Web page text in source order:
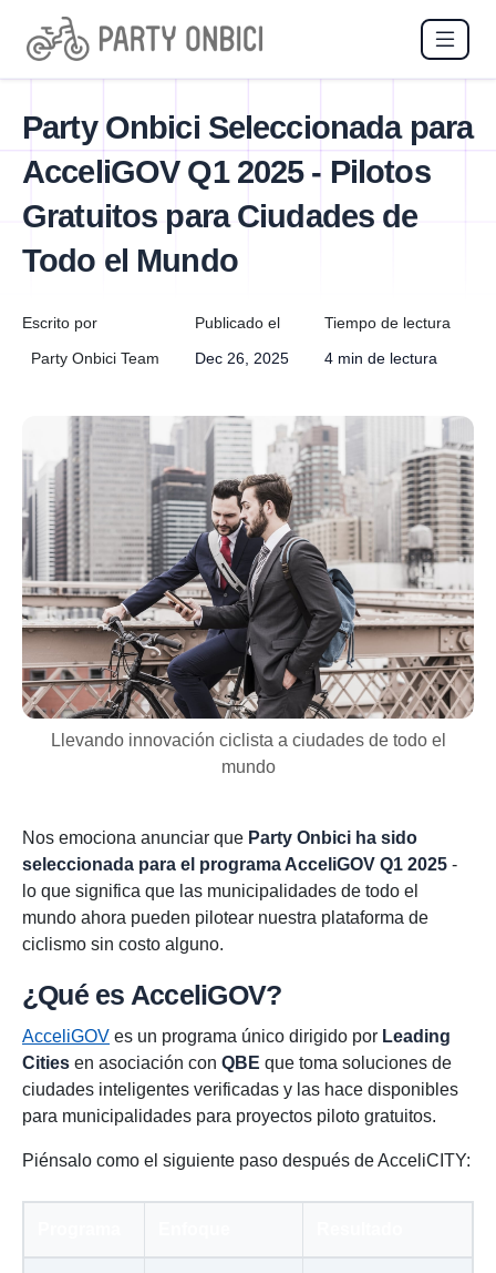
Party Onbici Seleccionada para
AcceliGOV Q1 2025 - Pilotos
Gratuitos para Ciudades de
Todo el Mundo
Escrito por
Party Onbici Team
Publicado el
Dec 26, 2025
Tiempo de lectura
4 min de lectura
Llevando innovación ciclista a ciudades de todo el
mundo
Nos emociona anunciar que Party Onbici ha sido
seleccionada para el programa AcceliGOV Q1 2025 -
lo que significa que las municipalidades de todo el
mundo ahora pueden pilotear nuestra plataforma de
ciclismo sin costo alguno.
¿Qué es AcceliGOV?
AcceliGOV es un programa único dirigido por Leading
Cities en asociación con QBE que toma soluciones de
ciudades inteligentes verificadas y las hace disponibles
para municipalidades para proyectos piloto gratuitos.
Piénsalo como el siguiente paso después de AcceliCITY: